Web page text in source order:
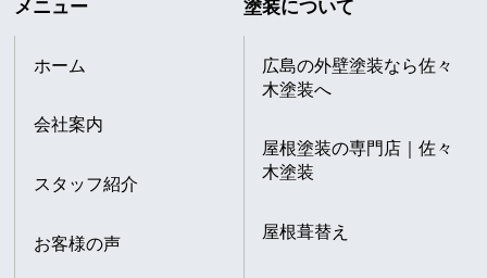
メニュー
ホーム
会社案内
スタッフ紹介
お客様の声
塗装について
広島の外壁塗装なら佐々
木塗装へ
屋根塗装の専門店｜佐々
木塗装
屋根葺替え